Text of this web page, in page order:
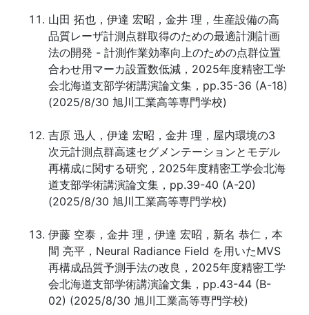
山田 拓也，伊達 宏昭，金井 理，生産設備の高
品質レーザ計測点群取得のための最適計測計画
法の開発 - 計測作業効率向上のための点群位置
合わせ用マーカ設置数低減，2025年度精密工学
会北海道支部学術講演論文集，pp.35-36 (A-18)
(2025/8/30 旭川工業高等専門学校)
吉原 迅人，伊達 宏昭，金井 理，屋内環境の3
次元計測点群高速セグメンテーションとモデル
再構成に関する研究，2025年度精密工学会北海
道支部学術講演論文集，pp.39-40 (A-20)
(2025/8/30 旭川工業高等専門学校)
伊藤 空泰，金井 理，伊達 宏昭，新名 恭仁，本
間 亮平，Neural Radiance Field を用いたMVS
再構成品質予測手法の改良，2025年度精密工学
会北海道支部学術講演論文集，pp.43-44 (B-
02) (2025/8/30 旭川工業高等専門学校)